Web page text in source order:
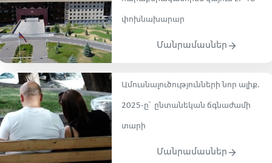
փոխնախարար
Մանրամասներ
Ամուսնալուծությունների նոր ալիք.
2025-ը՝ ընտանեկան ճգնաժամի
տարի
Մանրամասներ